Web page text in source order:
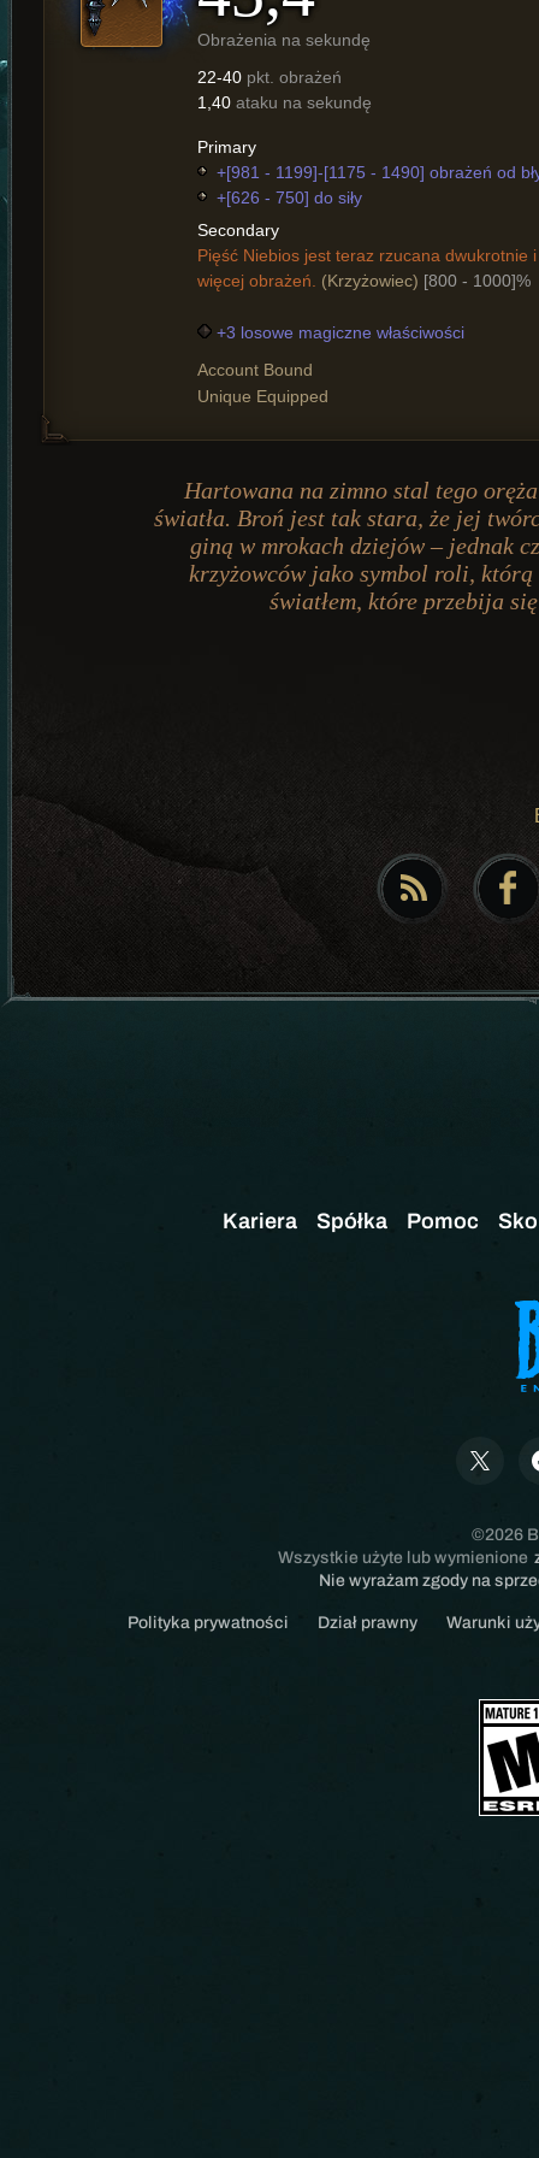
Obrażenia na sekundę
22-40 pkt. obrażeń
1,40 ataku na sekundę
Primary
+[981 - 1199]-[1175 - 1490] obrażeń od
+[626 - 750] do siły
Secondary
Pięść Niebios jest teraz rzucana dwukrotnie
więcej obrażeń.
(Krzyżowiec) [800 - 1000]%
+3 losowe magiczne właściwości
Account Bound
Unique Equipped
Hartowana na zimno stal tego
światła. Broń jest tak stara, że jej
giną w mrokach dziejów – jednak
krzyżowców jako symbol roli,
światłem, które przebija